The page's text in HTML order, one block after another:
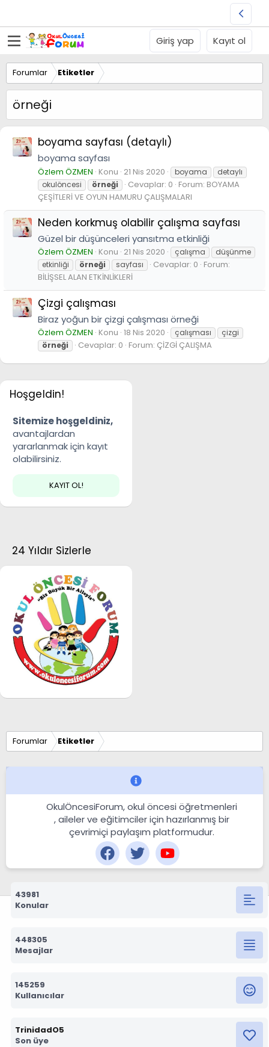
Giriş yap Kayıt ol
Forumlar Etiketler
örneği
boyama sayfası (detaylı)
boyama sayfası
Özlem ÖZMEN Konu 21 Nis 2020 boyama
detaylı
okulöncesi
örneği Cevaplar: 0 Forum: BOYAMA
ÇEŞİTLERİ VE OYUN HAMURU ÇALIŞMALARI
Neden korkmuş olabilir çalışma sayfası
Güzel bir düşünceleri yansıtma etkinliği
Özlem ÖZMEN Konu 21 Nis 2020 çalışma
düşünme
etkinliği
örneği sayfası Cevaplar: 0 Forum:
BİLİŞSEL ALAN ETKİNLİKLERİ
Çizgi çalışması
Biraz yoğun bir çizgi çalışması örneği
Özlem ÖZMEN Konu 18 Nis 2020 çalışması
çizgi
örneği
Cevaplar: 0 Forum: ÇİZGİ ÇALIŞMA
Hoşgeldin!
Sitemize hoşgeldiniz,
avantajlardan
yararlanmak için kayıt
olabilirsiniz.
KAYIT OL!
24 Yıldır Sizlerle
Forumlar Etiketler
OkulÖncesiForum, okul öncesi öğretmenleri
, aileler ve eğitimciler için hazırlanmış bir
çevrimiçi paylaşım platformudur.
43981
Konular
448305
Mesajlar
145259
Kullanıcılar
TrinidadO5
Son üye